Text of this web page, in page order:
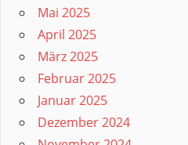
Mai 2025
April 2025
März 2025
Februar 2025
Januar 2025
Dezember 2024